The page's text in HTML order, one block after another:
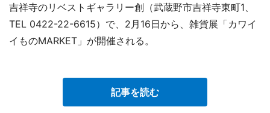
吉祥寺のリベストギャラリー創（武蔵野市吉祥寺東町1、
TEL 0422-22-6615）で、2月16日から、雑貨展「カワイ
イものMARKET」が開催される。
記事を読む